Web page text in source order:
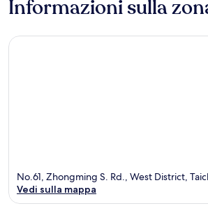
Informazioni sulla
No.61, Zhongming S. Rd., West District,
Vedi sulla mappa